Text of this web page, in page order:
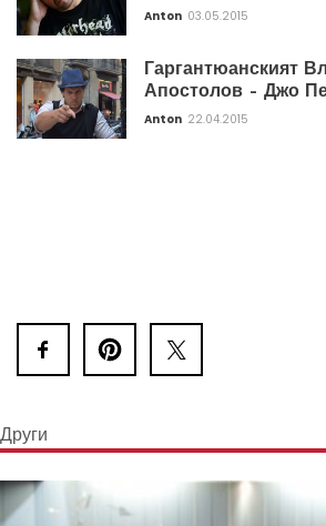
Anton 03.05.2015
Гаргантюанският
Апостолов – Джо
Anton 22.04.2015
Други